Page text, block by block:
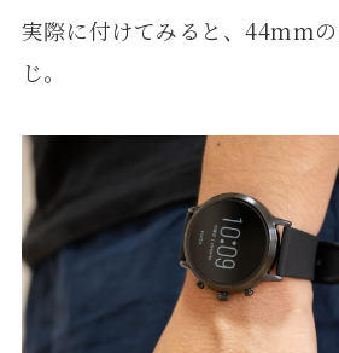
実際に付けてみると、44mm
じ。